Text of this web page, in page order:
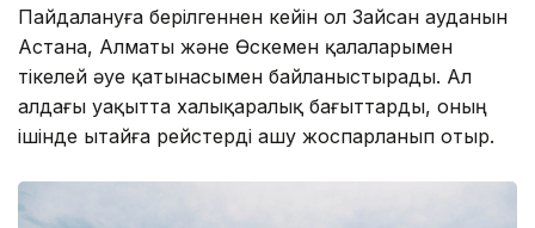
Пайдалануға берілгеннен кейін ол Зайсан ауданын
Астана, Алматы және Өскемен қалаларымен
тікелей әуе қатынасымен байланыстырады. Ал
алдағы уақытта халықаралық бағыттарды, оның
ішінде Қытайға рейстерді ашу жоспарланып отыр.